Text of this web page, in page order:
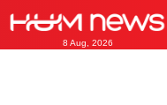
8 Aug, 2026